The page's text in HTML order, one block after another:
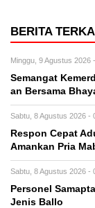
BERITA
Minggu, 9 Agustus 2026
Semangat
an Bersama
Sabtu, 8 Agustus 2026 -
Respon Cepat
Amankan Pria
Sabtu, 8 Agustus 2026 -
Personel
Jenis Ballo